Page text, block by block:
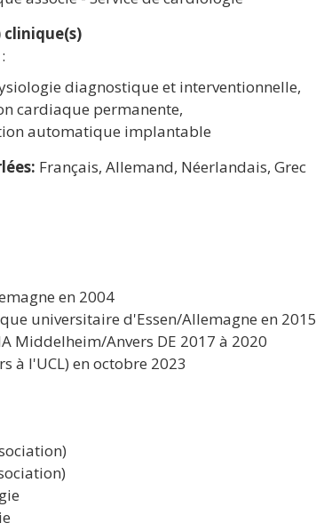
clinique(s)
diagnostique et interventionnelle,
cardiaque permanente,
automatique implantable
Français, Allemand, Néerlandais, Grec
en 2004
universitaire d'Essen/Allemagne en 2015
Middelheim/Anvers DE 2017 à 2020
à l'UCL) en octobre 2023